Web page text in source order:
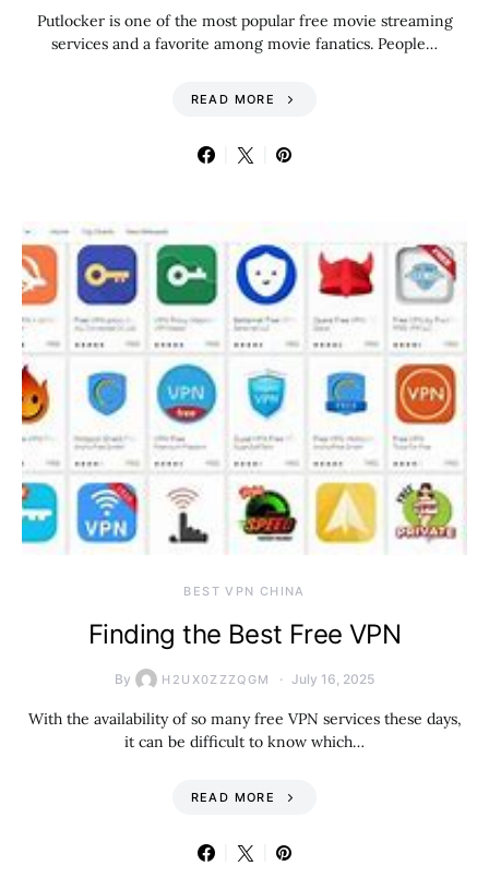
Putlocker is one of the most popular free movie streaming
services and a favorite among movie fanatics. People…
READ MORE
BEST VPN CHINA
Finding the Best Free VPN
By H2UX0ZZZQGM July 16, 2025
With the availability of so many free VPN services these days,
it can be difficult to know which…
READ MORE